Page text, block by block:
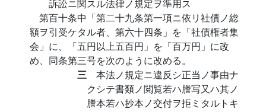
訴訟ニ関スル法律ノ規定ヲ準用ス
第百十条中「第二十九条第一項ニ依リ社債ノ総
額ヲ引受ケタル者、第六十四条」を「社債権者集
会」に、「五円以上五百円」を「百万円」に改
め、同条第三号を次のように改める。
三 本法ノ規定ニ違反シ正当ノ事由ナ
クシテ書類ノ閲覧若ハ謄写又ハ其ノ
謄本若ハ抄本ノ交付ヲ拒ミタルトキ